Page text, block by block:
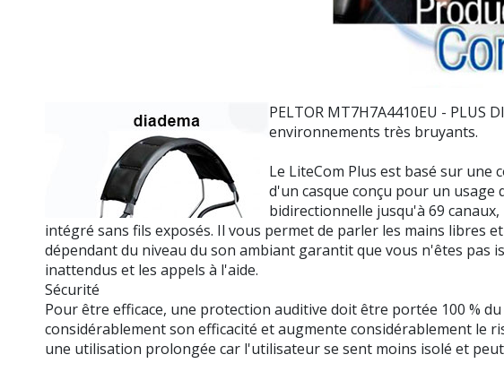
PELTOR MT7H7A4410EU - PLUS
environnements très bruyants.
Le LiteCom Plus est basé sur
d'un casque conçu pour un
bidirectionnelle jusqu'à 69
intégré sans fils exposés. Il vous permet de parler les mains libres
dépendant du niveau du son ambiant garantit que vous n'êtes pas
inattendus et les appels à l'aide.
Sécurité
Pour être efficace, une protection auditive doit être portée 100 %
considérablement son efficacité et augmente considérablement le
une utilisation prolongée car l'utilisateur se sent moins isolé et